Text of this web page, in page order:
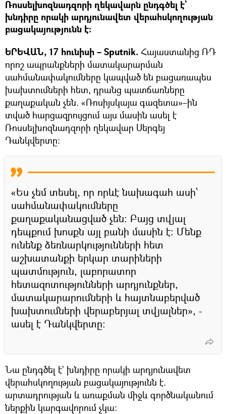
Ռոսսելխոզնադզորի ղեկավարն ընդգծել է`
խնդիրը որակի արդյունավետ վերահսկողության
բացակայությունն է։
ԵՐԵՎԱՆ, 17 հունիսի – Sputnik. Հայաստանից ՌԴ
որոշ ապրանքների մատակարարման
սահմանափակումները կապված են բացառապես
խախտումների հետ, դրանց պատճառները
քաղաքական չեն. «Ռոսիյսկայա գազետա»–ին
տված հարցազրույցում այս մասին ասել է
Ռոսսելխոզնադզորի ղեկավար Սերգեյ
Դանկվերտը։
«Ես չեմ տեսել, որ որևէ նախագահ ասի`
սահմանափակումները
քաղաքականացված չեն։ Բայց տվյալ
դեպքում խոսքն այլ բանի մասին է։ Մենք
ունենք ձեռնարկությունների հետ
աշխատանքի երկար տարիների
պատմություն, լաբորատոր
հետազոտությունների արդյունքներ,
մատակարարումների և հայտնաբերված
խախտումների վերաբերյալ տվյալներ», -
ասել է Դանկվերտը։
Նա ընդգծել է` խնդիրը որակի արդյունավետ
վերահսկողության բացակայությունն է.
արտադրության և առաքման միջև գործնականում
ներքին կարգավորում չկա։